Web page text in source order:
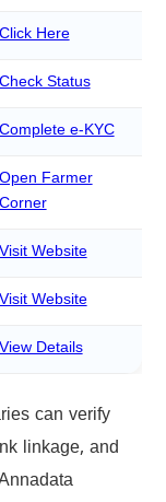
Here
Status
e-KYC
Farmer
Website
Website
Details
can verify
linkage, and